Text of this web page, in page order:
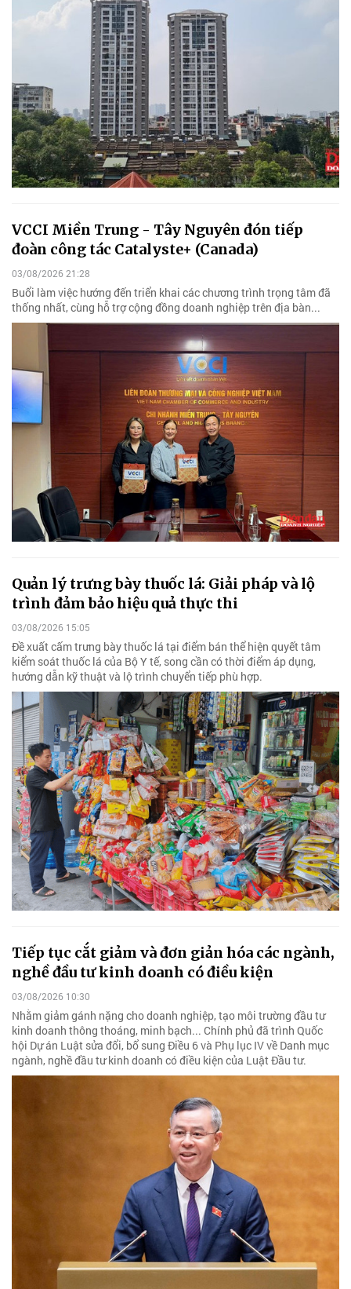
VCCI Miền Trung - Tây Nguyên đón tiếp
đoàn công tác Catalyste+ (Canada)
03/08/2026 21:28
Buổi làm việc hướng đến triển khai các chương trình trọng tâm đã
thống nhất, cùng hỗ trợ cộng đồng doanh nghiệp trên địa bàn...
Quản lý trưng bày thuốc lá: Giải pháp và lộ
trình đảm bảo hiệu quả thực thi
03/08/2026 15:05
Đề xuất cấm trưng bày thuốc lá tại điểm bán thể hiện quyết tâm
kiểm soát thuốc lá của Bộ Y tế, song cần có thời điểm áp dụng,
hướng dẫn kỹ thuật và lộ trình chuyển tiếp phù hợp.
Tiếp tục cắt giảm và đơn giản hóa các ngành,
nghề đầu tư kinh doanh có điều kiện
03/08/2026 10:30
Nhằm giảm gánh nặng cho doanh nghiệp, tạo môi trường đầu tư
kinh doanh thông thoáng, minh bạch... Chính phủ đã trình Quốc
hội Dự án Luật sửa đổi, bổ sung Điều 6 và Phụ lục IV về Danh mục
ngành, nghề đầu tư kinh doanh có điều kiện của Luật Đầu tư.